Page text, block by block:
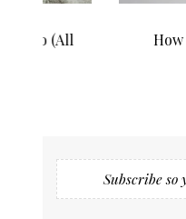
How To Wear
Subscribe so